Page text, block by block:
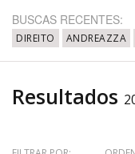
Até
Povo Indígena
BUSCAS RECENTES:
DIREITO ANDREAZZA
Resultados